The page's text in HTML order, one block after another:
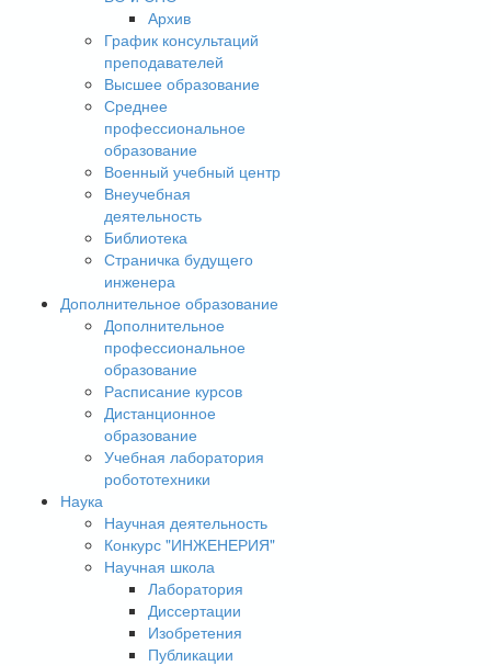
Архив
График консультаций
преподавателей
Высшее образование
Среднее
профессиональное
образование
Военный учебный центр
Внеучебная
деятельность
Библиотека
Страничка будущего
инженера
Дополнительное образование
Дополнительное
профессиональное
образование
Расписание курсов
Дистанционное
образование
Учебная лаборатория
робототехники
Наука
Научная деятельность
Конкурс "ИНЖЕНЕРИЯ"
Научная школа
Лаборатория
Диссертации
Изобретения
Публикации